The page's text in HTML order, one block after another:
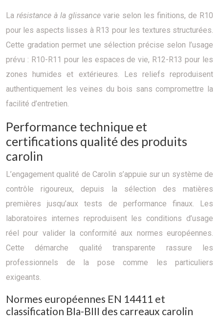
La résistance à la glissance varie selon les finitions, de R10
pour les aspects lisses à R13 pour les textures structurées.
Cette gradation permet une sélection précise selon l’usage
prévu : R10-R11 pour les espaces de vie, R12-R13 pour les
zones humides et extérieures. Les reliefs reproduisent
authentiquement les veines du bois sans compromettre la
facilité d’entretien.
Performance technique et
certifications qualité des produits
carolin
L’engagement qualité de Carolin s’appuie sur un système de
contrôle rigoureux, depuis la sélection des matières
premières jusqu’aux tests de performance finaux. Les
laboratoires internes reproduisent les conditions d’usage
réel pour valider la conformité aux normes européennes.
Cette démarche qualité transparente rassure les
professionnels de la pose comme les particuliers
exigeants.
Normes européennes EN 14411 et
classification BIa-BIII des carreaux carolin